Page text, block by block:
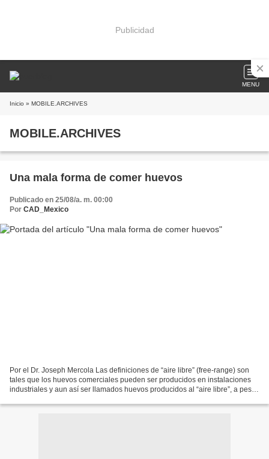
Publicidad
MENU
Inicio » MOBILE.ARCHIVES
MOBILE.ARCHIVES
Una mala forma de comer huevos
Publicado en 25/08/a. m. 00:00
Por CAD_Mexico
Por el Dr. Joseph Mercola Las definiciones de “aire libre” (free-range) son
tales que los huevos comerciales pueden ser producidos en instalaciones
industriales y aun así ser llamados huevos producidos al “aire libre”, a pesar